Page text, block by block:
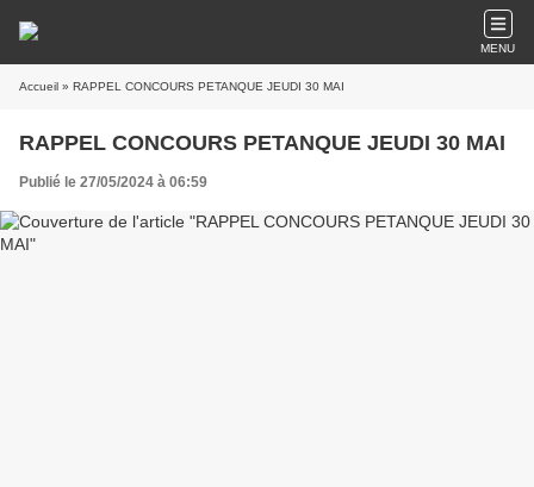
MENU
Accueil » RAPPEL CONCOURS PETANQUE JEUDI 30 MAI
RAPPEL CONCOURS PETANQUE JEUDI 30 MAI
Publié le 27/05/2024 à 06:59